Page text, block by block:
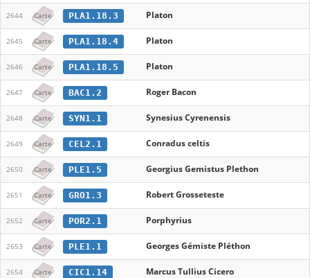
2644 Carte PLA1.18.3 Platon
2645 Carte PLA1.18.4 Platon
2646 Carte PLA1.18.5 Platon
2647 Carte BAC1.2 Roger Bacon
2648 Carte SYN1.1 Synesius Cyrenensis
2649 Carte CEL2.1 Conradus celtis
2650 Carte PLE1.5 Georgius Gemistus Plethon
2651 Carte GRO1.3 Robert Grosseteste
2652 Carte POR2.1 Porphyrius
2653 Carte PLE1.1 Georges Gémiste Pléthon
2654 Carte CIC1.14 Marcus Tullius Cicero